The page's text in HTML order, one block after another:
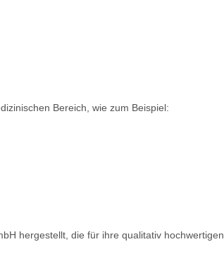
Bereich, wie zum Beispiel:
hergestellt, die für ihre qualitativ